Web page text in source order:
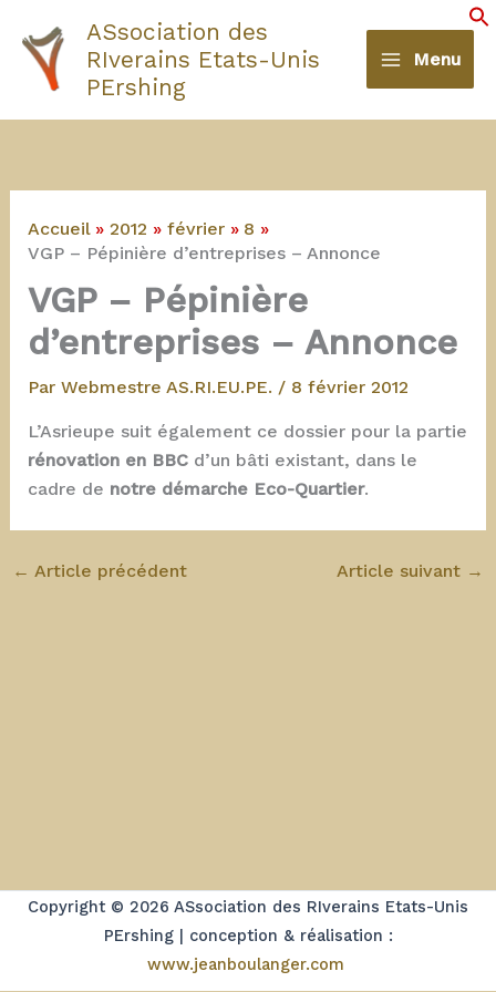
contenu
ASsociation des
RIverains Etats-Unis
PErshing
Menu
Accueil 2012 février
8
VGP – Pépinière d’entreprises – Annonce
VGP – Pépinière
d’entreprises – Annonce
Par Webmestre AS.RI.EU.PE. / 8 février 2012
L’Asrieupe suit également ce dossier pour la partie
rénovation en BBCd’un bâti existant, dans le
cadre de notre démarche Eco-Quartier.
← Article précédent Article suivant →
Copyright © 2026 ASsociation des RIverains Etats-Unis
PErshing | conception & réalisation :
www.jeanboulanger.com